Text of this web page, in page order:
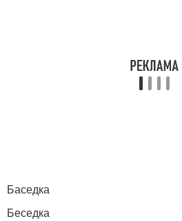
Баседка
Беседка